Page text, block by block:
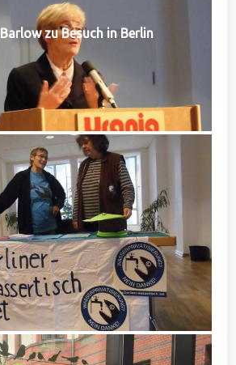
zu Besuch in Berlin